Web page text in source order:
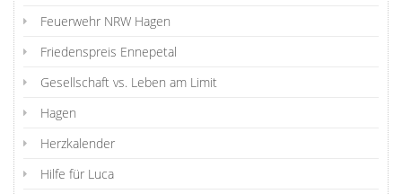
Feuerwehr NRW Hagen
Friedenspreis Ennepetal
Gesellschaft vs. Leben am Limit
Hagen
Herzkalender
Hilfe für Luca